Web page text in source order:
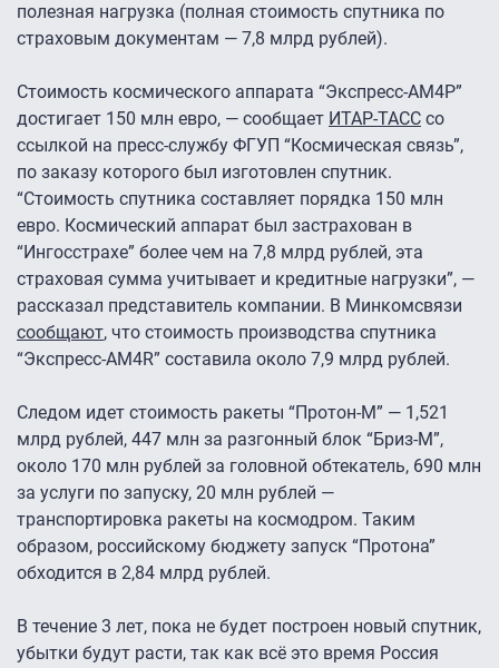
полезная нагрузка (полная стоимость спутника по
страховым документам — 7,8 млрд рублей).
Стоимость космического аппарата “Экспресс-АМ4Р”
достигает 150 млн евро, — сообщает ИТАР-ТАСС со
ссылкой на пресс-службу ФГУП “Космическая связь”,
по заказу которого был изготовлен спутник.
“Стоимость спутника составляет порядка 150 млн
евро. Космический аппарат был застрахован в
“Ингосстрахе” более чем на 7,8 млрд рублей, эта
страховая сумма учитывает и кредитные нагрузки”, —
рассказал представитель компании. В Минкомсвязи
сообщают, что стоимость производства спутника
“Экспресс-АМ4R” составила около 7,9 млрд рублей.
Следом идет стоимость ракеты “Протон-М” — 1,521
млрд рублей, 447 млн за разгонный блок “Бриз-М”,
около 170 млн рублей за головной обтекатель, 690 млн
за услуги по запуску, 20 млн рублей —
транспортировка ракеты на космодром. Таким
образом, российскому бюджету запуск “Протона”
обходится в 2,84 млрд рублей.
В течение 3 лет, пока не будет построен новый спутник,
убытки будут расти, так как всё это время Россия